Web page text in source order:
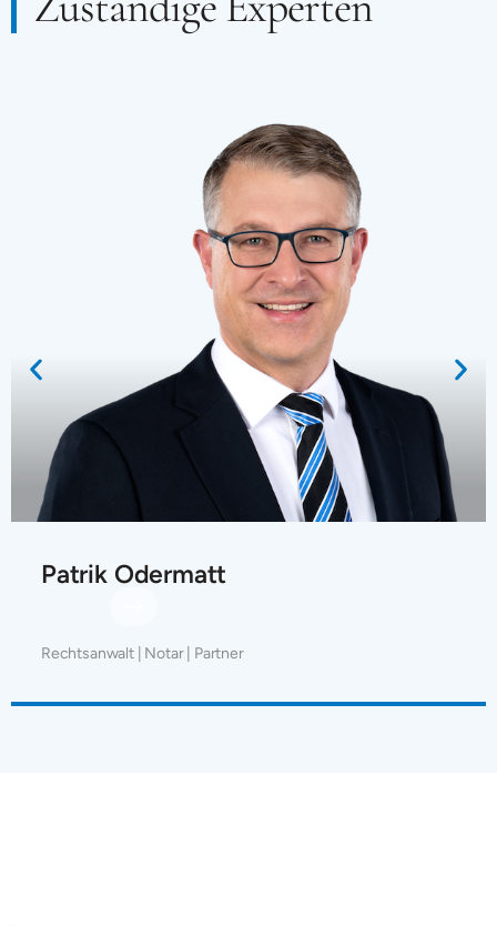
Patrik Odermatt
Rechtsanwalt | Notar | Partner